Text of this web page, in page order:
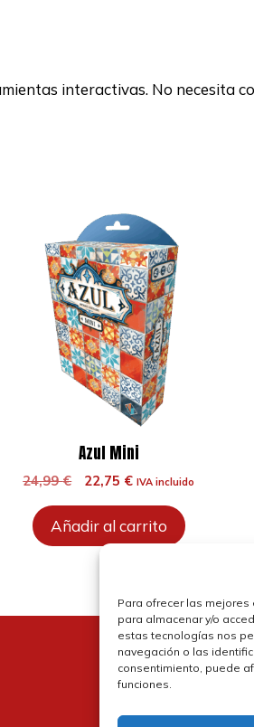
Para ofrecer las
para almacenar y/o
estas tecnologías nos
navegación o las
consentimiento, puede
funciones.
interactivas. No necesita
Azul Mini
24,99€
El
original
era:
24,99 €.
22,75 €El
actual
es:
IVA incluido
Añadir al carrito
Política de
Política de